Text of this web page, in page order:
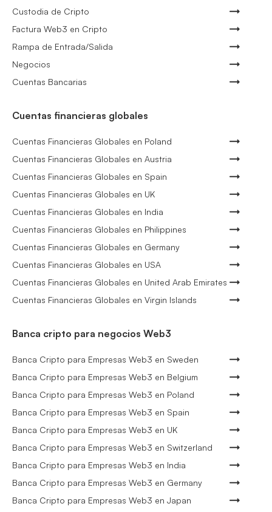
Custodia de Cripto
Factura Web3 en Cripto
Rampa de Entrada/Salida
Negocios
Cuentas Bancarias
Cuentas financieras globales
Cuentas Financieras Globales en Poland
Cuentas Financieras Globales en Austria
Cuentas Financieras Globales en Spain
Cuentas Financieras Globales en UK
Cuentas Financieras Globales en India
Cuentas Financieras Globales en Philippines
Cuentas Financieras Globales en Germany
Cuentas Financieras Globales en USA
Cuentas Financieras Globales en United Arab Emirates
Cuentas Financieras Globales en Virgin Islands
Banca cripto para negocios Web3
Banca Cripto para Empresas Web3 en Sweden
Banca Cripto para Empresas Web3 en Belgium
Banca Cripto para Empresas Web3 en Poland
Banca Cripto para Empresas Web3 en Spain
Banca Cripto para Empresas Web3 en UK
Banca Cripto para Empresas Web3 en Switzerland
Banca Cripto para Empresas Web3 en India
Banca Cripto para Empresas Web3 en Germany
Banca Cripto para Empresas Web3 en Japan